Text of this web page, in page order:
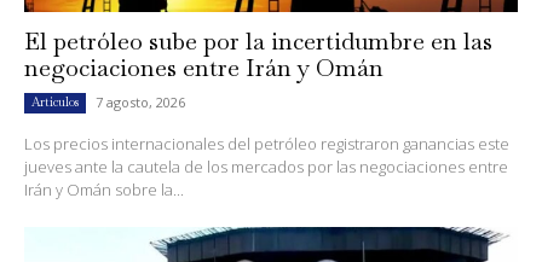
El petróleo sube por la incertidumbre en las
negociaciones entre Irán y Omán
Artículos 7 agosto, 2026
Los precios internacionales del petróleo registraron ganancias este
jueves ante la cautela de los mercados por las negociaciones entre
Irán y Omán sobre la...